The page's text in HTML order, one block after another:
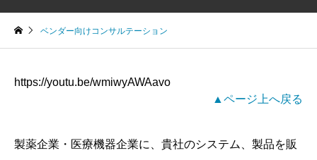
ベンダー向けコンサルテーション
https://youtu.be/wmiwyAWAavo
▲ページ上へ戻る
製薬企業・医療機器企業に、貴社のシステム、製品を販